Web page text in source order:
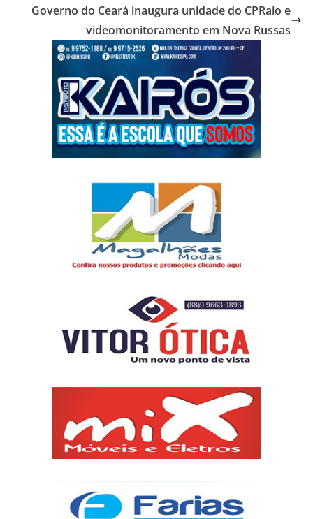
Governo do Ceará inaugura unidade do CPRaio e
videomonitoramento em Nova Russas